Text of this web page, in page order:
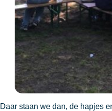
Daar staan we dan, de hapjes